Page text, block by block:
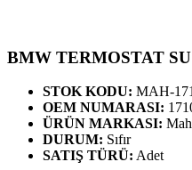
BMW TERMOSTAT
STOK KODU: MAH-
OEM NUMARASI:
ÜRÜN MARKASI:
DURUM: Sıfır
SATIŞ TÜRÜ: Adet